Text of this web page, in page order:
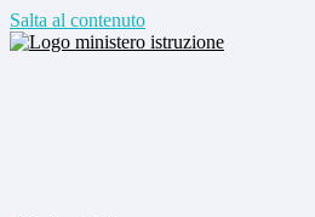
Salta al contenuto